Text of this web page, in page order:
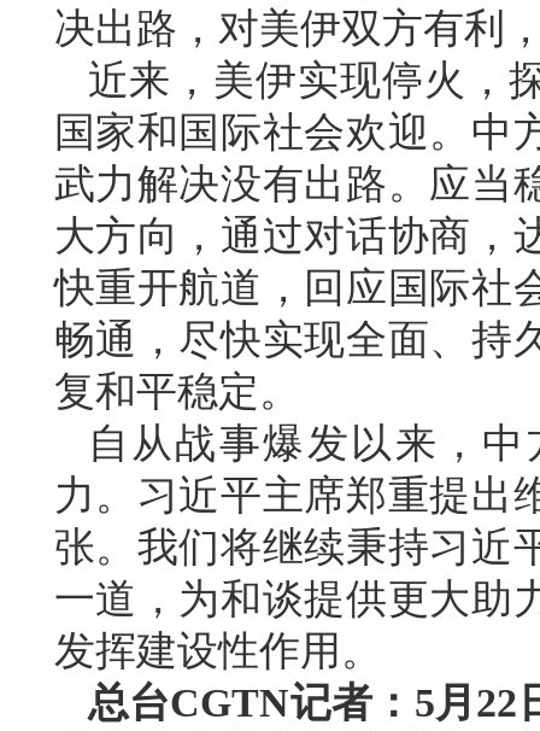
决出路，对美伊双方有利
近来，美伊实现停火，
国家和国际社会欢迎。中
武力解决没有出路。应当
大方向，通过对话协商，
快重开航道，回应国际社
畅通，尽快实现全面、持
复和平稳定。
自从战事爆发以来，
力。习近平主席郑重提出
张。我们将继续秉持习近
一道，为和谈提供更大助
发挥建设性作用。
总台CGTN记者：5月22